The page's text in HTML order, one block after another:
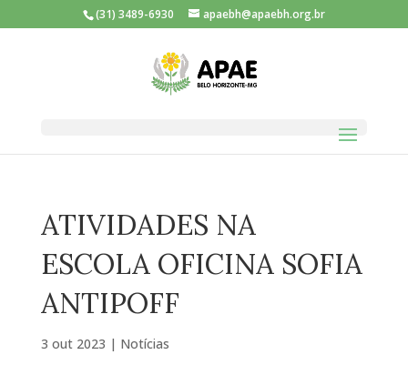
(31) 3489-6930 apaebh@apaebh.org.br
ATIVIDADES NA
ESCOLA OFICINA SOFIA
ANTIPOFF
3 out 2023 | Notícias